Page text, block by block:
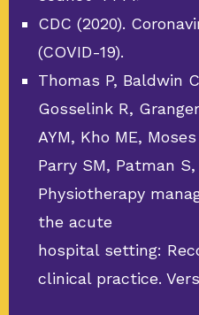
CDC (2020).
(COVID-19).
Thomas P, Baldwin
Gosselink R,
AYM, Kho ME,
Parry SM, Patman
Physiotherapy
the acute
hospital setting:
clinical practice.